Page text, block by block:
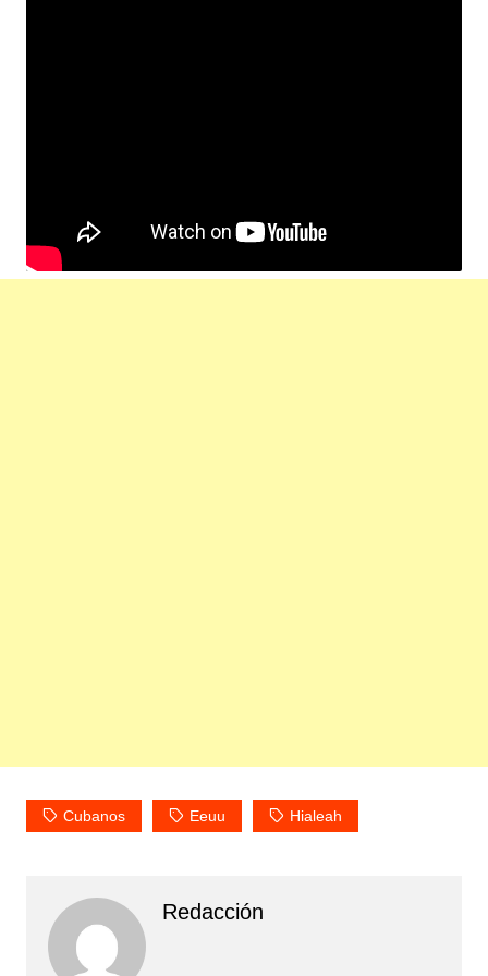
Cubanos Eeuu Hialeah
Redacción